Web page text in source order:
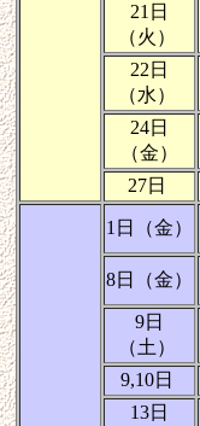
21日
（火）
22日
（水）
24日
（金）
27日
1日（金）
8日（金）
9日
（土）
9,10日
13日